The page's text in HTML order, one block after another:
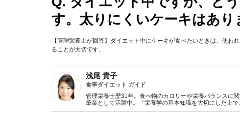
す。太りにくいケーキはあり
【管理栄養士が回答】ダイエット中にケーキが食べたいときは、使
ることが大切です。
浅尾 貴子
食事ダイエット ガイド
管理栄養士歴31年。食べ物のカロリーや栄養バランスに
筆業として活躍中。「栄養学の基本知識を大切にした上
アドバイスを行う」が信条。